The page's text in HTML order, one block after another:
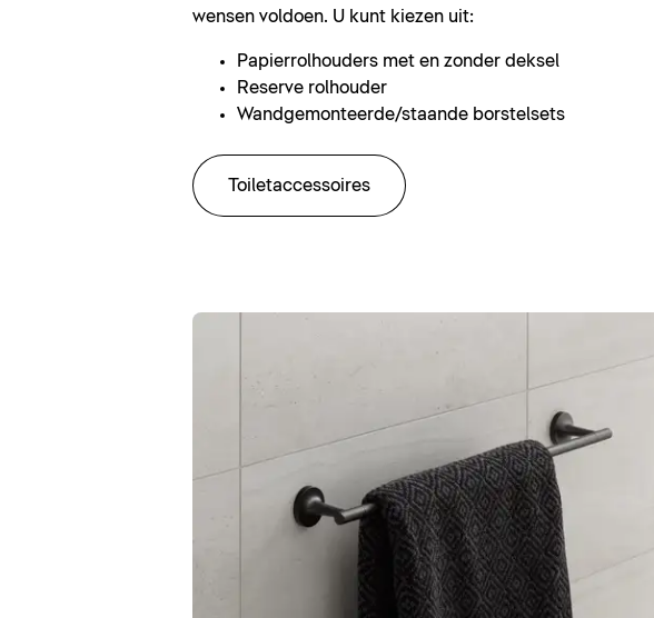
wensen voldoen. U kunt kiezen uit:
Papierrolhouders met en zonder deksel
Reserve rolhouder
Wandgemonteerde/staande borstelsets
Toiletaccessoires